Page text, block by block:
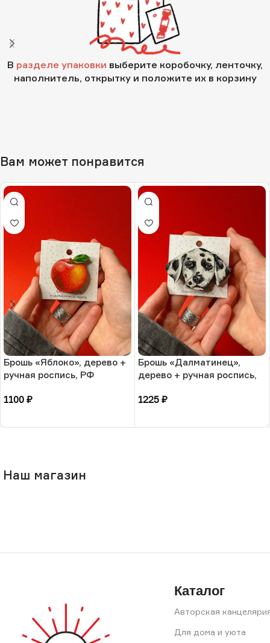
В разделе упаковки выберите коробочку, ленточку,
наполнитель, открытку и положите их в корзину
Вам может понравится
Брошь «Яблоко», дерево +
ручная роспись, РФ
1100 ₽
Брошь «Далматинец»,
дерево + ручная роспись,
1225 ₽
Наш магазин
Каталог
Авторская
Для дома и уюта